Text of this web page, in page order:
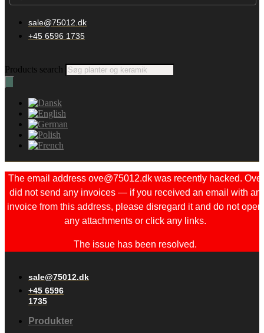
sale@75012.dk
+45 6596 1735
Products search
The email address ove@75012.dk was recently hacked. Ove
did not send any invoices — if you received an email with an
invoice from this address, please disregard it and do not open
any attachments or click any links.
The issue has been resolved.
sale@75012.dk
+45 6596
1735
Produkter